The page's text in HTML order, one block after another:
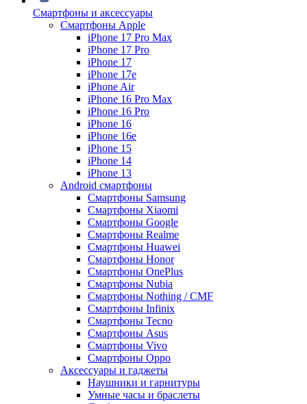
Смартфоны и аксессуары
Смартфоны Apple
iPhone 17 Pro Max
iPhone 17 Pro
iPhone 17
iPhone 17e
iPhone Air
iPhone 16 Pro Max
iPhone 16 Pro
iPhone 16
iPhone 16e
iPhone 15
iPhone 14
iPhone 13
Android cмартфоны
Смартфоны Samsung
Смартфоны Xiaomi
Смартфоны Google
Смартфоны Realme
Смартфоны Huawei
Смартфоны Honor
Смартфоны OnePlus
Смартфоны Nubia
Смартфоны Nothing / CMF
Смартфоны Infinix
Смартфоны Tecno
Смартфоны Asus
Смартфоны Vivo
Смартфоны Oppo
Аксессуары и гаджеты
Наушники и гарнитуры
Умные часы и браслеты